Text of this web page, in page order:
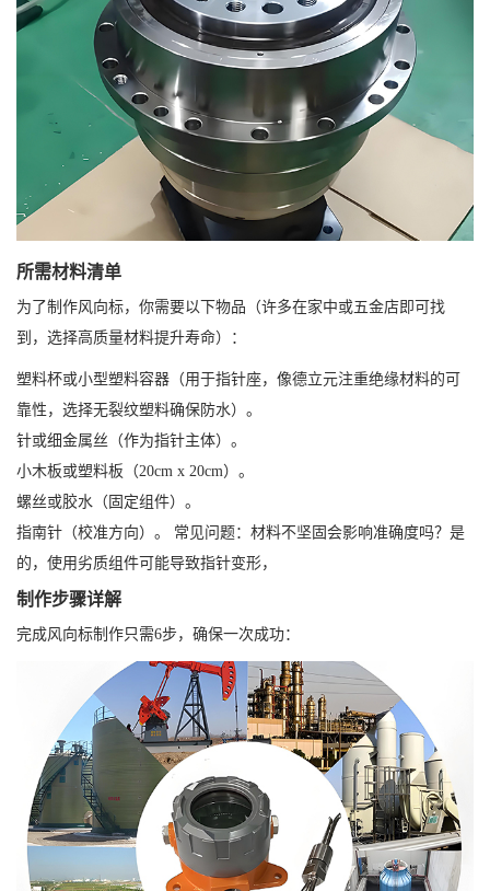
所需材料清单
为了制作风向标，你需要以下物品（许多在家中或五金店即可找
到，选择高质量材料提升寿命）：
塑料杯或小型塑料容器（用于指针座，像德立元注重绝缘材料的可
靠性，选择无裂纹塑料确保防水）。
针或细金属丝（作为指针主体）。
小木板或塑料板（20cm x 20cm）。
螺丝或胶水（固定组件）。
指南针（校准方向）。 常见问题：材料不坚固会影响准确度吗？是
的，使用劣质组件可能导致指针变形，
制作步骤详解
完成风向标制作只需6步，确保一次成功：